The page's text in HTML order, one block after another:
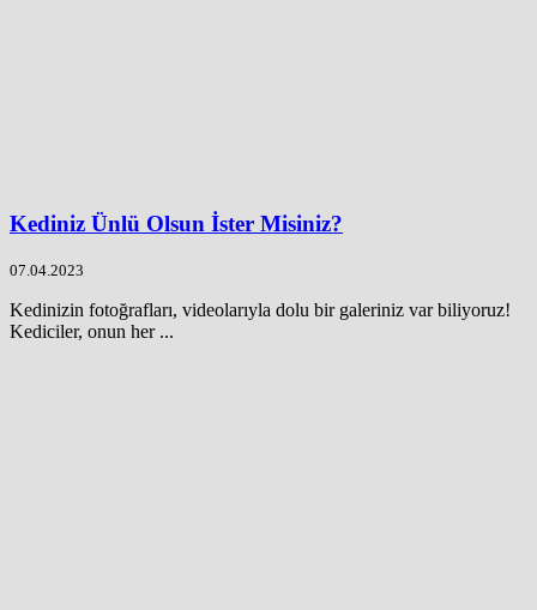
Kediniz Ünlü Olsun İster Misiniz?
07.04.2023
Kedinizin fotoğrafları, videolarıyla dolu bir galeriniz var biliyoruz!
Kediciler, onun her ...